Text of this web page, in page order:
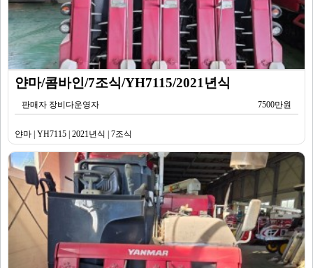
얀마/콤바인/7조식/YH7115/2021년식
판매자 장비다운영자 7500만원
얀마 | YH7115 | 2021년식 | 7조식